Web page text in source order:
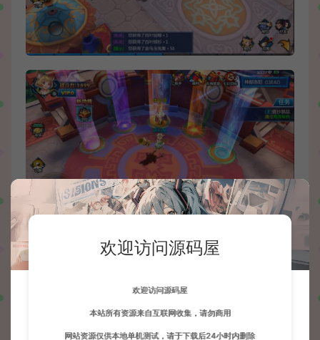
欢迎访问源码屋
欢迎访问源码屋
本站所有资源来自互联网收集，请勿商用
网站资源仅供本地单机测试，请于下载后24小时内删除